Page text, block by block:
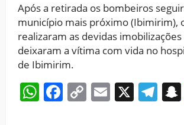
Após a retirada os bombeiros
município mais próximo (Ibimirim),
realizaram as devidas
deixaram a vítima com vida no
de Ibimirim.
WhatsApp
Facebook
CopyEmail
X